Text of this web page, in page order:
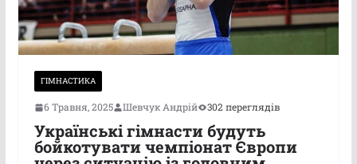
ГІМНАСТИКА
6 Травня, 2025 Шевчук Андрій 302 переглядів
Українські гімнасти будуть
бойкотувати чемпіонат Європи